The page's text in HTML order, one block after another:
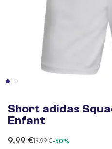
Short adidas
Enfant
9,99 €19,99 €-50%